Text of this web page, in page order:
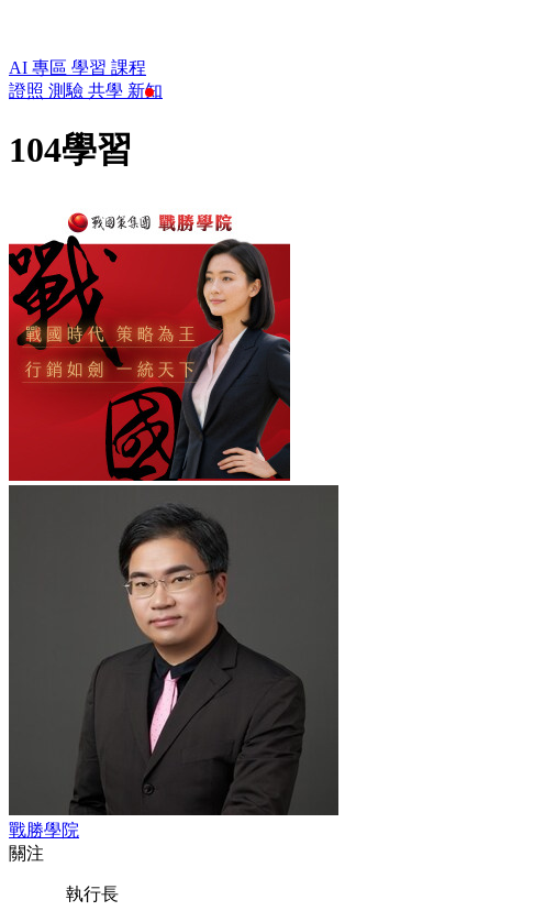
AI 專區 學習 課程
證照 測驗 共學 新知
104學習
戰勝學院
關注
執行長